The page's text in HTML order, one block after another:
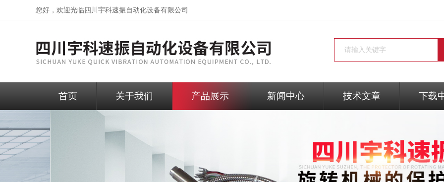
您好，欢迎光临 四川宇科速振自动化设备有限公司
首页 关于我们 产品展示 新闻中心 技术文章 下载